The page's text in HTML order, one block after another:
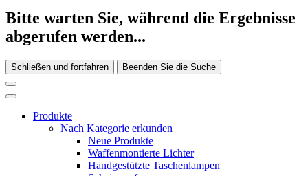
Bitte warten Sie, während die Ergebnisse
abgerufen werden...
Schließen und fortfahren Beenden Sie die Suche
Produkte
Nach Kategorie erkunden
Neue Produkte
Waffenmontierte Lichter
Handgestützte Taschenlampen